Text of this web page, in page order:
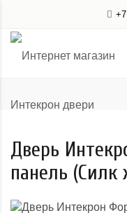
Дверь
панель (Силк